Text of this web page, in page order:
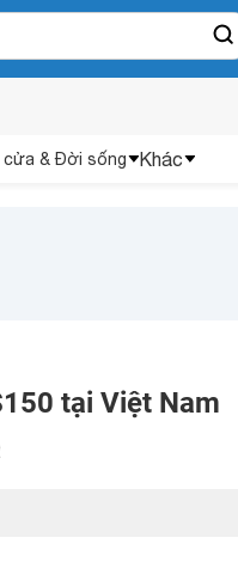
cửa & Đời sống Khác
tại Việt Nam